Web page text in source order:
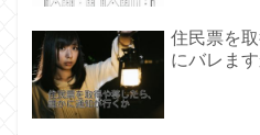
住民票を
にバレま